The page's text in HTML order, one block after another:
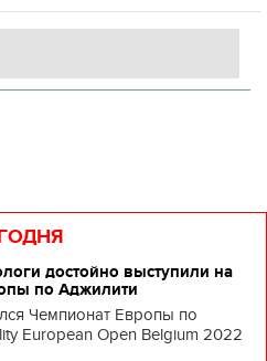
достойно выступили на
по Аджилити
Чемпионат Европы по
European Open Belgium 2022